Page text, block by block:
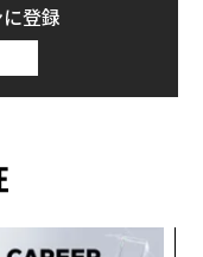
容所を舞台に、少
政治という特殊な
は「在日コリアン
ともあり、反体制
方はわからない。
登録